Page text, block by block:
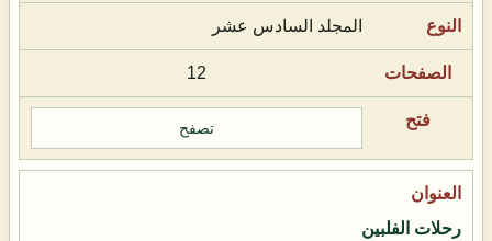
المجلد السادس عشر
12
تصفح
رحلات الفلبين